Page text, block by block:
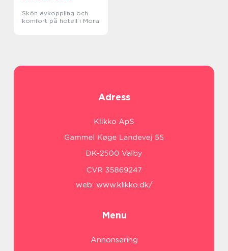
Skön avkoppling och
komfort på hotell i Mora
Adress
web: www.klikko.dk/
Menu
Annonsering